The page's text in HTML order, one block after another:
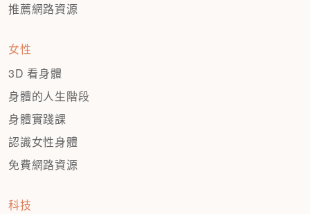
推薦網路資源
女性
3D 看身體
身體的人生階段
身體實踐課
認識女性身體
免費網路資源
科技